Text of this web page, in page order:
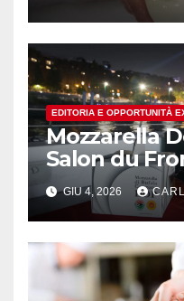
EDITORIA E OPPORTUNITÀ
Mozzarella Dop a
Salon du
GIU 4, 2026